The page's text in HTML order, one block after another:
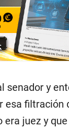
senador y
esa
era juez y